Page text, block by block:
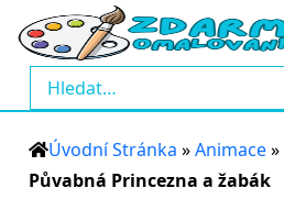
Úvodní Stránka »Animace»
Půvabná Princezna a žabák